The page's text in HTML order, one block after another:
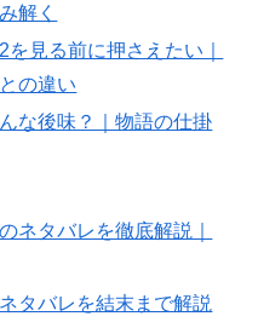
解く
見る前に押さえたい｜
の違い
な後味？｜物語の仕掛
ネタバレを徹底解説｜
タバレを結末まで解説